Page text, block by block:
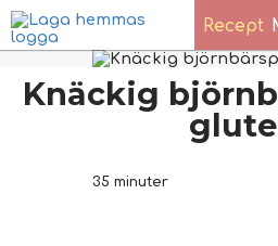
Recept
Knäckig
35 minuter